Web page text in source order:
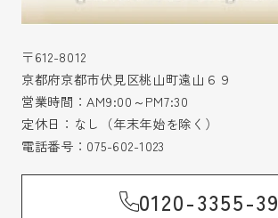
〒612-8012
京都府京都市伏見区桃山町遠山６９
営業時間：AM9:00～PM7:30
定休日：なし（年末年始を除く）
電話番号： 075-602-1023
0120-3355-39